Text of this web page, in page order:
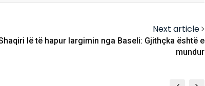
Next article
lë të hapur largimin nga Baseli: Gjithçka është e
mundur